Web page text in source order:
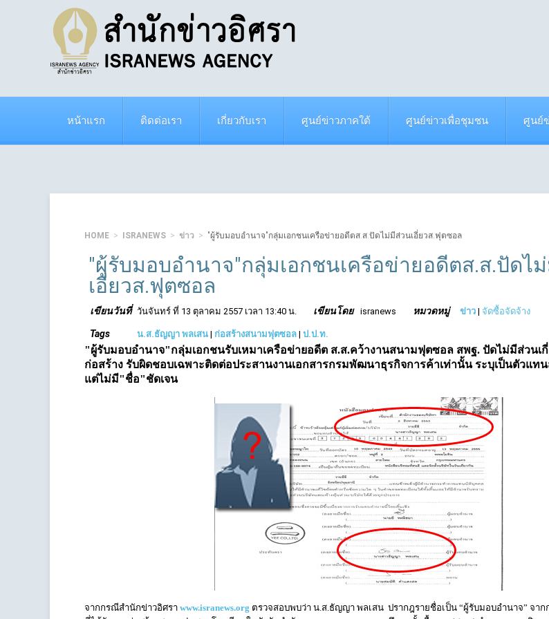
หน้าแรก ติดต่อเรา เกี่ยวกับเรา ศูนย์ข่าวภาคใต้ ศูนย์ข่าวเพื่อชุมชน ศูนย์
HOME ISRANEWS ข่าว "ผู้รับมอบอำนาจ"กลุ่มเอกชนเครือข่ายอดีตส.ส.ปัดไม่มีส่วนเอี่ยวส.ฟุตซอล
"ผู้รับมอบอำนาจ"กลุ่มเอกชนเครือข่ายอดีตส.ส.ปัดไ
เอี่ยวส.ฟุตซอล
เขียนวันที่ วันจันทร์ ที่ 13 ตุลาคม 2557 เวลา 13:40 น. เขียนโดย isranews หมวดหมู่ ข่าว| จัดซื้อจัดจ้าง
Tags น.ส.ธัญญา พลเสน | ก่อสร้างสนามฟุตซอล | ป.ป.ท.
"ผู้รับมอบอำนาจ"กลุ่มเอกชนรับเหมาเครือข่ายอดีต ส.ส.คว้างานสนามฟุตซอล สพฐ. ปัดไม่มีส่วนเ
ก่อสร้าง รับผิดชอบเฉพาะติดต่อประสานงานเอกสารกรมพัฒนาธุรกิจการค้าเท่านั้น ระบุเป็นตัวแท
แต่ไม่มี"ชื่อ"ชัดเจน
จากกรณีสำนักข่าวอิศรา www.isranews.org ตรวจสอบพบว่า น.ส.ธัญญา พลเสน ปรากฎรายชื่อเป็น “ผู้รับมอบอำนาจ” จาก